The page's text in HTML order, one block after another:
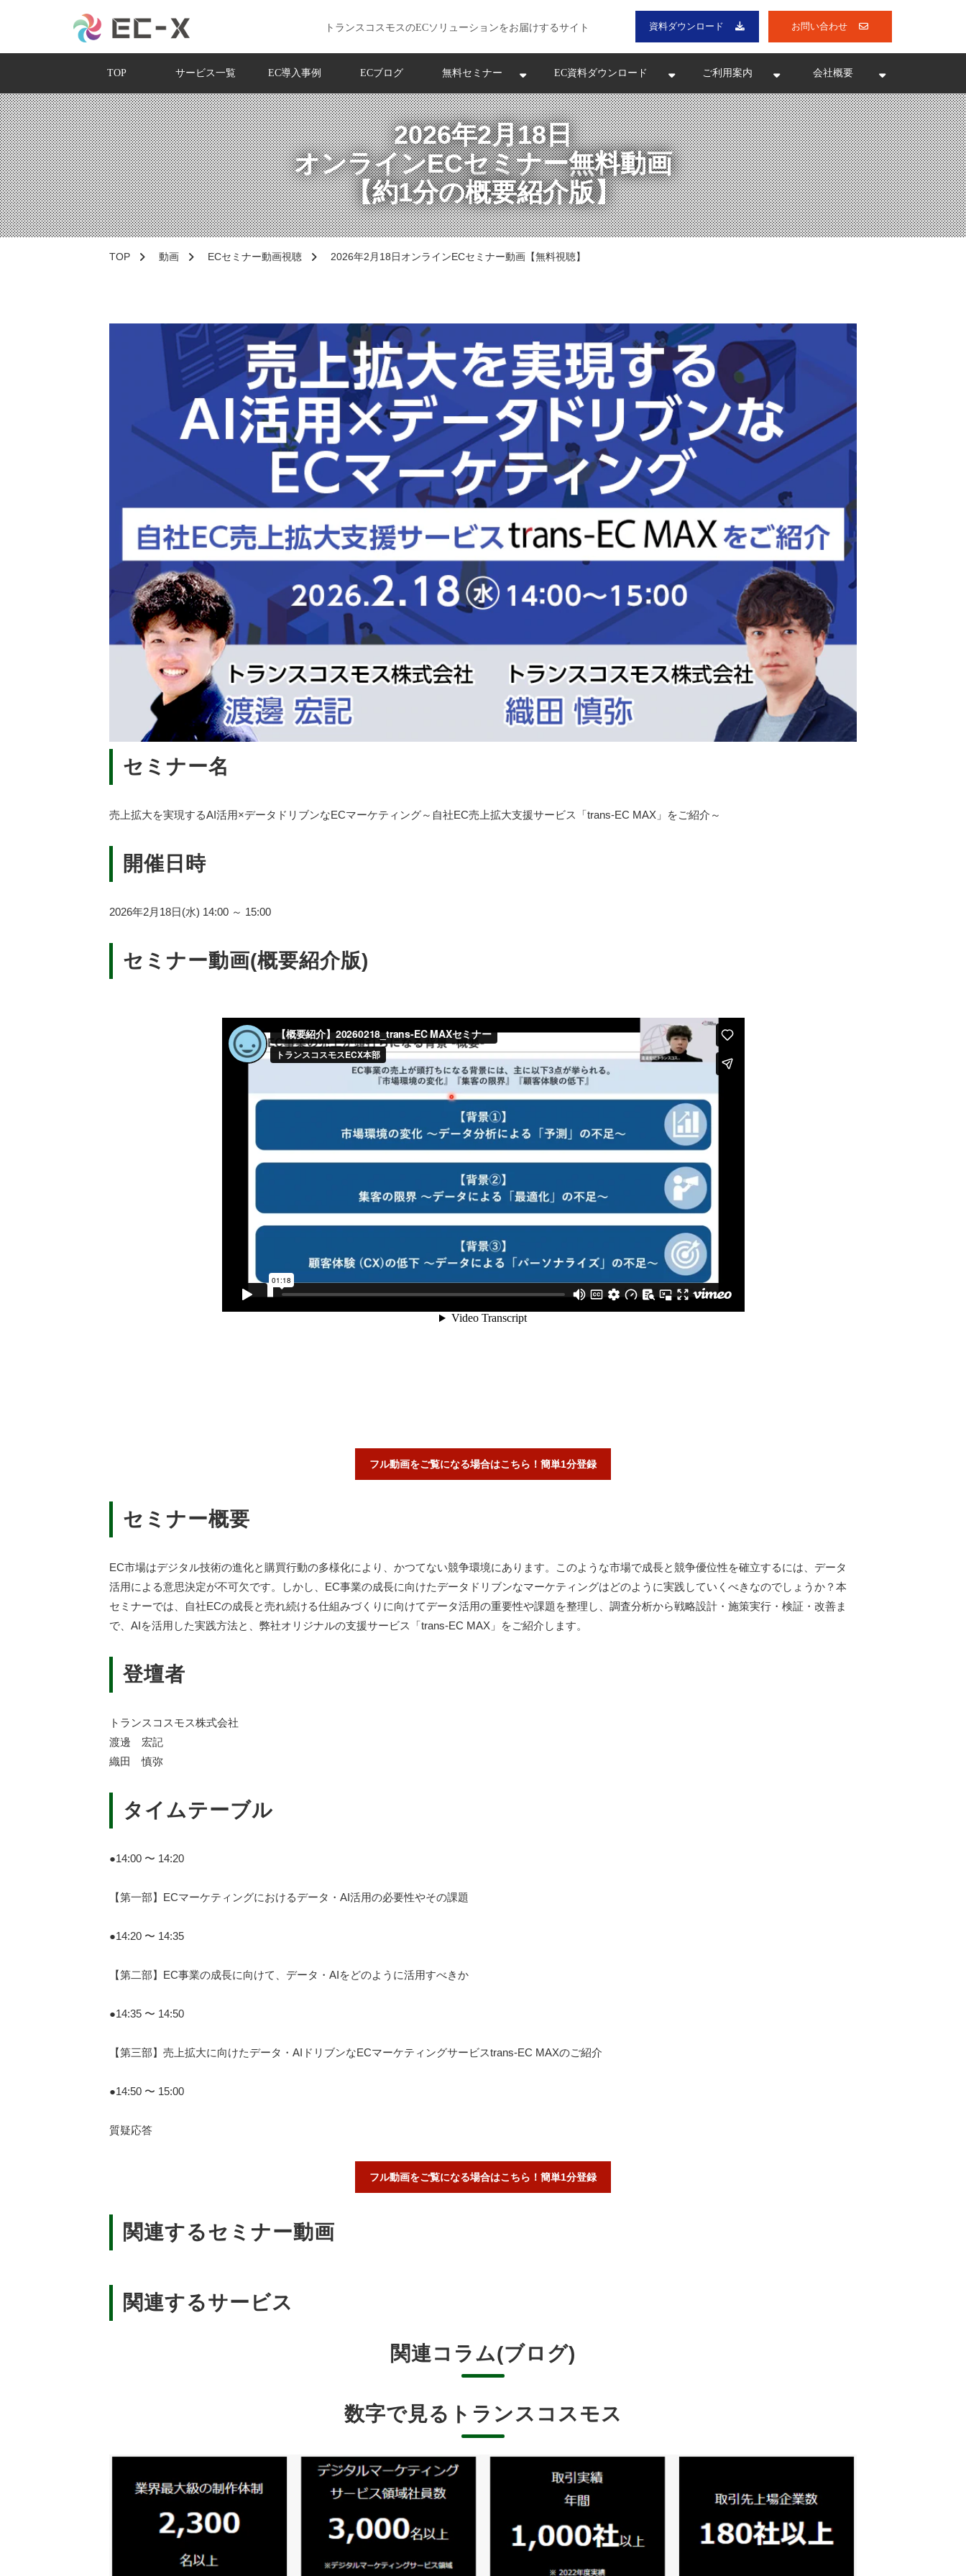
トランスコスモスのECソリューションをお届けするサイト 資料ダウンロード お問い合わせ
TOP サービス一覧 EC導入事例 ECブログ 無料セミナー EC資料ダウンロード ご利用案内 会社概要
2026年2月18日
オンラインECセミナー無料動画
【約1分の概要紹介版】
TOP 動画 ECセミナー動画視聴 2026年2月18日オンラインECセミナー動画【無料視聴】
セミナー名
売上拡大を実現するAI活用×データドリブンなECマーケティング～自社EC売上拡大支援サービス「trans-EC MAX」をご紹介～
開催日時
2026年2月18日(水) 14:00 ～ 15:00
セミナー動画(概要紹介版)
フル動画をご覧になる場合はこちら！簡単1分登録
セミナー概要
EC市場はデジタル技術の進化と購買行動の多様化により、かつてない競争環境にあります。このような市場で成長と競争優位性を確立するには、データ
活用による意思決定が不可欠です。しかし、EC事業の成長に向けたデータドリブンなマーケティングはどのように実践していくべきなのでしょうか？本
セミナーでは、自社ECの成長と売れ続ける仕組みづくりに向けてデータ活用の重要性や課題を整理し、調査分析から戦略設計・施策実行・検証・改善ま
で、AIを活用した実践方法と、弊社オリジナルの支援サービス「trans-EC MAX」をご紹介します。
登壇者
トランスコスモス株式会社
渡邊 宏記
織田 慎弥
タイムテーブル
●14:00 〜 14:20
【第一部】ECマーケティングにおけるデータ・AI活用の必要性やその課題
●14:20 〜 14:35
【第二部】EC事業の成長に向けて、データ・AIをどのように活用すべきか
●14:35 〜 14:50
【第三部】売上拡大に向けたデータ・AIドリブンなECマーケティングサービスtrans-EC MAXのご紹介
●14:50 〜 15:00
質疑応答
フル動画をご覧になる場合はこちら！簡単1分登録
関連するセミナー動画
関連するサービス
関連コラム(ブログ)
数字で見るトランスコスモス